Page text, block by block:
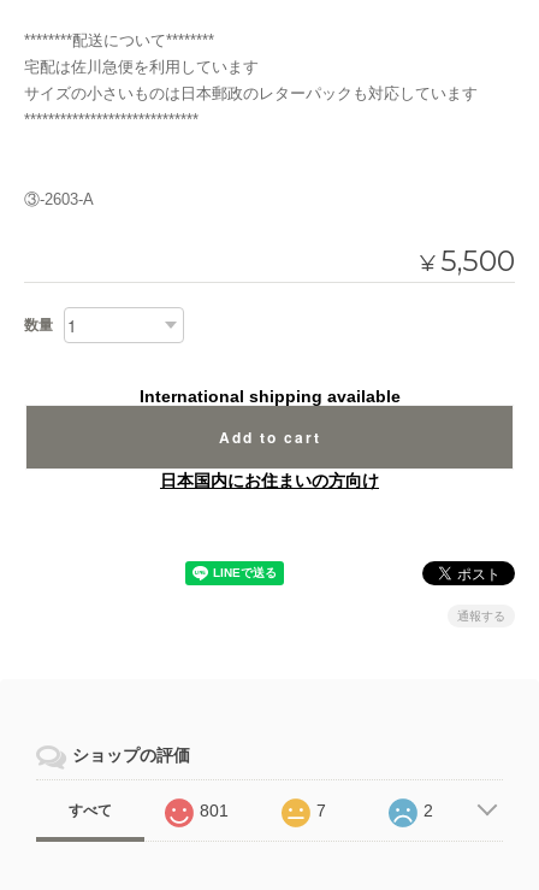
********配送について********
宅配は佐川急便を利用しています
サイズの小さいものは日本郵政のレターパックも対応しています
*****************************
③-2603-A
¥ 5,500
数量
International shipping available
Add to cart
日本国内にお住まいの方向け
通報する
ショップの評価
すべて 801 7 2